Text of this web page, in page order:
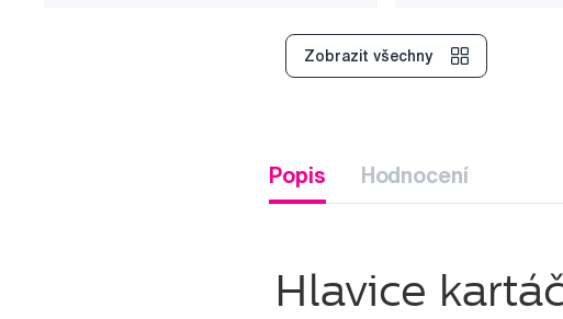
Zobrazit všechny
Popis Hodnocení
Hlavice